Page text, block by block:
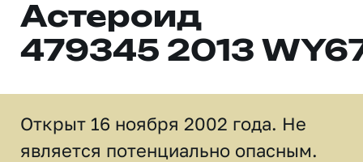
Астероид
479345 2013
Открыт 16 ноября 2002 года. Не
является потенциально опасным.